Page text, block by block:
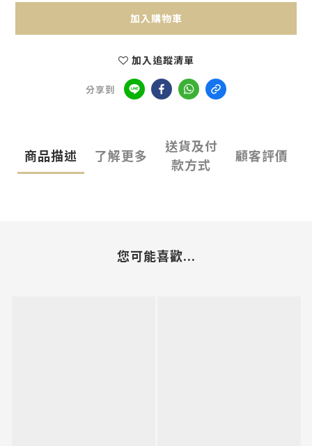
加入購物車
加入追蹤清單
分享到
商品描述 了解更多
送貨及付
款方式
顧客評價
您可能喜歡...